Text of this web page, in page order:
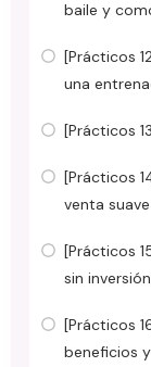
baile y
[Prácticos
una
[Prácticos
[Prácticos
venta
[Prácticos
sin
[Prácticos
beneficios